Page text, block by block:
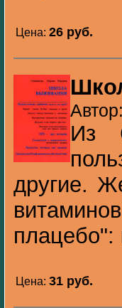
Цена: 26 pуб.
Из
другие.
плацебо":
Цена: 31 pуб.